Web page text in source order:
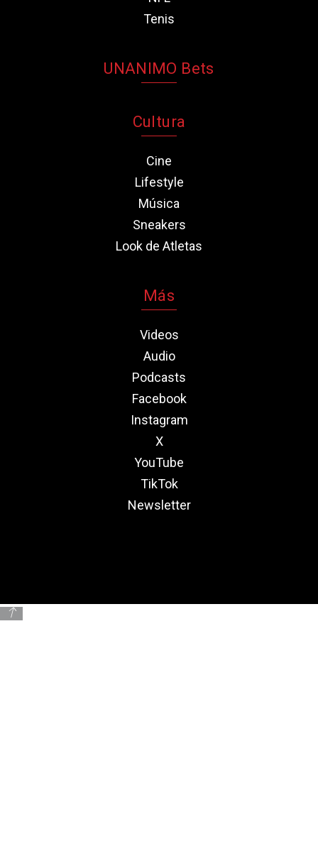
Tenis
UNANIMO Bets
Cultura
Cine
Lifestyle
Música
Sneakers
Look de Atletas
Más
Videos
Audio
Podcasts
Facebook
Instagram
X
YouTube
TikTok
Newsletter